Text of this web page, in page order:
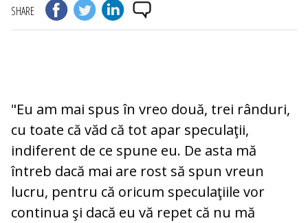
SHARE
"Eu am mai spus în vreo două, trei rânduri,
cu toate că văd că tot apar speculaţii,
indiferent de ce spune eu. De asta mă
întreb dacă mai are rost să spun vreun
lucru, pentru că oricum speculaţiile vor
continua şi dacă eu vă repet că nu mă